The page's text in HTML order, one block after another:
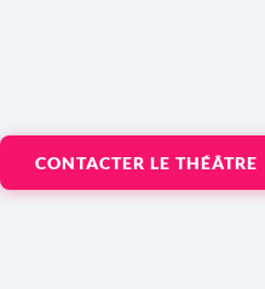
CONTACTER LE THÉÂTRE